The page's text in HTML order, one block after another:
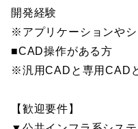
開発経験
※アプリケーションや
■CAD操作がある方
※汎用CADと専用CAD
【歓迎要件】